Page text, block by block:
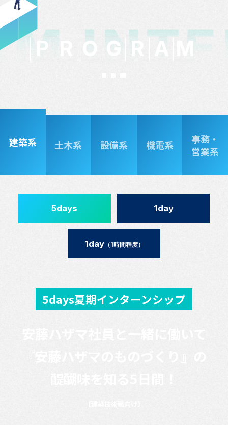
P O G R A M
建築系 土木系 設備系 機電系
事務・
営業系
5days 1day
1day（1時間程度）
5days夏期インターンシップ